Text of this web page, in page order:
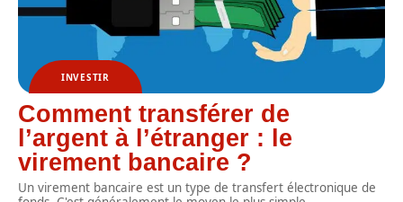
INVESTIR
Comment transférer de
l’argent à l’étranger : le
virement bancaire ?
Un virement bancaire est un type de transfert électronique de